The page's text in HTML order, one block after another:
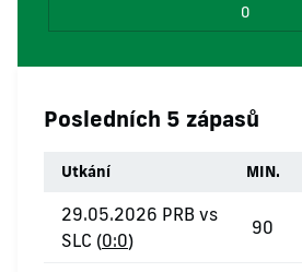
0
Posledních 5 zápasů
Utkání MIN.
29.05.2026 PRB vs
SLC (0:0)
90